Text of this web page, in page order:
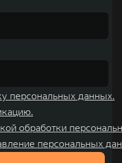
персональных данных.
обработки
персональных